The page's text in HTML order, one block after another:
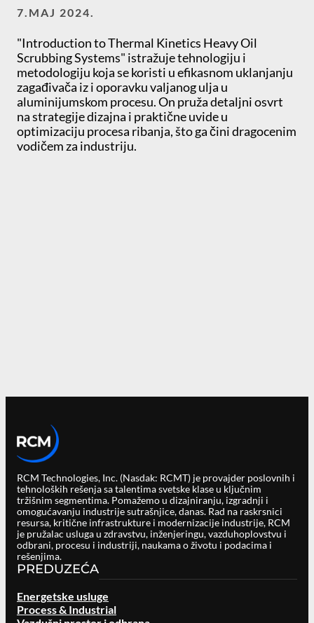
7.MAJ 2024.
"Introduction to Thermal Kinetics Heavy Oil
Scrubbing Systems" istražuje tehnologiju i
metodologiju koja se koristi u efikasnom uklanjanju
zagađivača iz i oporavku valjanog ulja u
aluminijumskom procesu. On pruža detaljni osvrt
na strategije dizajna i praktične uvide u
optimizaciju procesa ribanja, što ga čini dragocenim
vodičem za industriju.
RCM Technologies, Inc. (Nasdak: RCMT) je provajder poslovnih i
tehnoloških rešenja sa talentima svetske klase u ključnim
tržišnim segmentima. Pomažemo u dizajniranju, izgradnji i
omogućavanju industrije sutrašnjice, danas. Rad na raskrsnici
resursa, kritične infrastrukture i modernizacije industrije, RCM
je pružalac usluga u zdravstvu, inženjeringu, vazduhoplovstvu i
odbrani, procesu i industriji, naukama o životu i podacima i
rešenjima.
PREDUZEĆA
Energetske usluge
Process & Industrial